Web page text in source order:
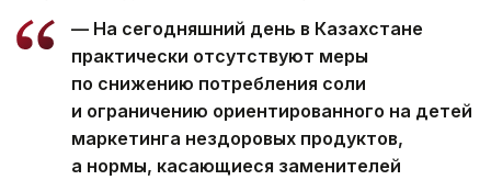
— На сегодняшний день в Казахстане
практически отсутствуют меры
по снижению потребления соли
и ограничению ориентированного на детей
маркетинга нездоровых продуктов,
а нормы, касающиеся заменителей